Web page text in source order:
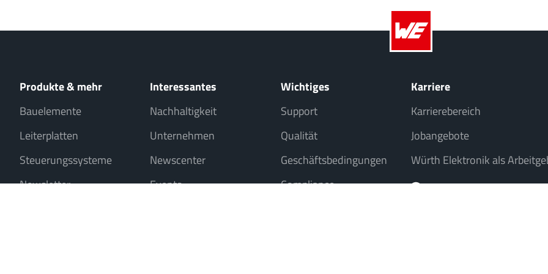
Produkte & mehr
Bauelemente
Leiterplatten
Steuerungssysteme
Newsletter
Interessantes
Nachhaltigkeit
Unternehmen
Newscenter
Events
Wichtiges
Support
Qualität
Geschäftsbedingungen
Compliance
Karriere
Karrierebereich
Jobangebote
Würth Elektronik als